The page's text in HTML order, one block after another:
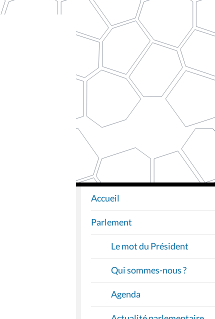
N
A
V
G
T
O
Accueil
Parlement
Le mot du Président
Qui sommes-nous ?
Agenda